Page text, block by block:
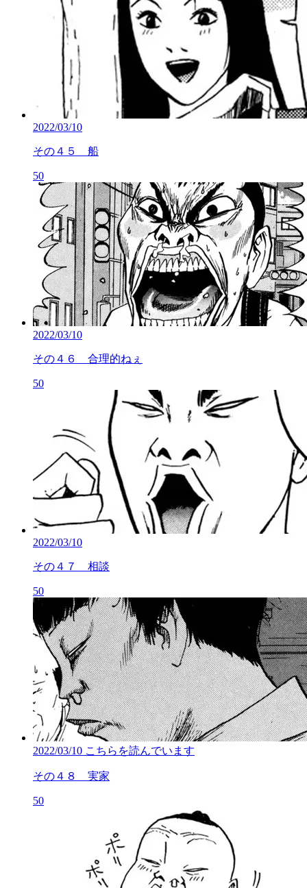
2022/03/10
その４５ 船
50
2022/03/10
その４６ 合理的ねぇ
50
2022/03/10
その４７ 相談
50
2022/03/10 こちらを読んでいます
その４８ 実家
50